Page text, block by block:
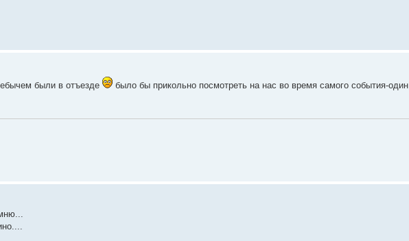
были в отъезде
было бы прикольно посмотреть на нас во время самого события-один